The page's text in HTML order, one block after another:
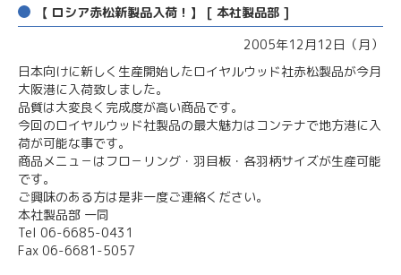
【 ロシア赤松新製品入荷！】 [ 本社製品部 ]
2005年12月12日（月）
日本向けに新しく生産開始したロイヤルウッド社赤松製品が今月
大阪港に入荷致しました。
品質は大変良く完成度が高い商品です。
今回のロイヤルウッド社製品の最大魅力はコンテナで地方港に入
荷が可能な事です。
商品メニュ－はフロ－リング・羽目板・各羽柄サイズが生産可能
です。
ご興味のある方は是非一度ご連絡ください。
本社製品部 一同
Tel 06-6685-0431
Fax 06-6681-5057